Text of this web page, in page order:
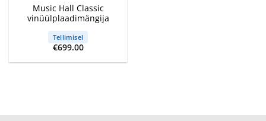
Music Hall Classic
vinüülplaadimängija
Tellimisel
€699.00